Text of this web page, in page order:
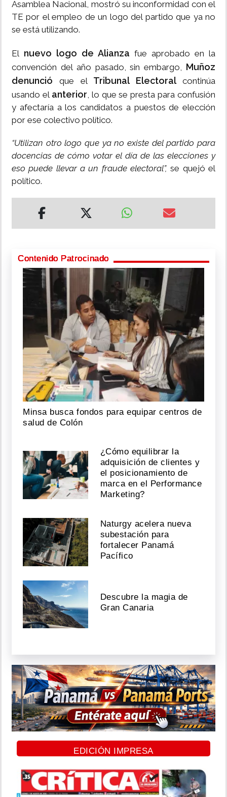
Asamblea Nacional, mostró su inconformidad con el
TE por el empleo de un logo del partido que ya no
se está utilizando.
El nuevo logo de Alianza fue aprobado en la
convención del año pasado, sin embargo, Muñoz
denunció que el Tribunal Electoralcontinúa
usando el anterior, lo que se presta para confusión
y afectaría a los candidatos a puestos de elección
por ese colectivo político.
“Utilizan otro logo que ya no existe del partido para
docencias de cómo votar el día de las elecciones y
eso puede llevar a un fraude electoral”, se quejó el
político.
Contenido Patrocinado
Minsa busca fondos para equipar centros de
salud de Colón
¿Cómo equilibrar la
adquisición de clientes y
el posicionamiento de
marca en el Performance
Marketing?
Naturgy acelera nueva
subestación para
fortalecer Panamá
Pacífico
Descubre la magia de
Gran Canaria
EDICIÓN IMPRESA